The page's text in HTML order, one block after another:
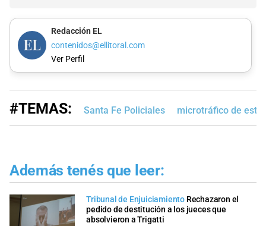
Redacción EL
contenidos@ellitoral.com
Ver Perfil
#TEMAS: Santa Fe Policiales microtráfico de
Además tenés que leer:
Tribunal de Enjuiciamiento Rechazaron el
pedido de destitución a los jueces que
absolvieron a Trigatti